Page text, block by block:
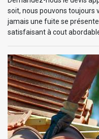
soit, nous pouvons toujours
jamais une fuite se
satisfaisant à cout